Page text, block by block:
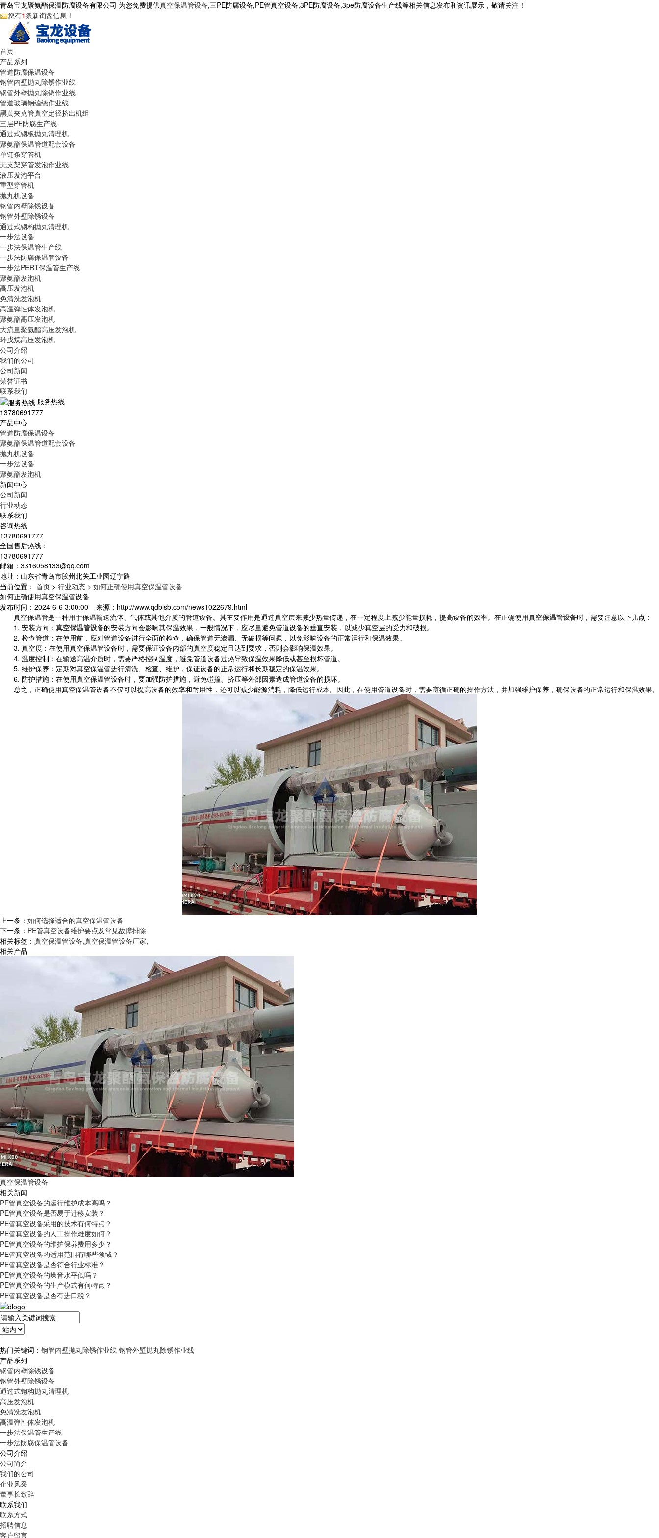
青岛宝龙聚氨酯保温防腐设备有限公司 为您免费提供真空保温管设备,三PE防腐设备,PE管真空设备,3PE防腐设备,3pe防腐设备生产线等相关信息发布和资讯展示，敬请关注！
您有1条新询盘信息！
首页
产品系列
管道防腐保温设备
钢管内壁抛丸除锈作业线
钢管外壁抛丸除锈作业线
管道玻璃钢缠绕作业线
黑黄夹克管真空定径挤出机组
三层PE防腐生产线
通过式钢板抛丸清理机
聚氨酯保温管道配套设备
单链条穿管机
无支架穿管发泡作业线
液压发泡平台
重型穿管机
抛丸机设备
钢管内壁除锈设备
钢管外壁除锈设备
通过式钢构抛丸清理机
一步法设备
一步法保温管生产线
一步法防腐保温管设备
一步法PERT保温管生产线
聚氨酯发泡机
高压发泡机
免清洗发泡机
高温弹性体发泡机
聚氨酯高压发泡机
大流量聚氨酯高压发泡机
环戊烷高压发泡机
公司介绍
我们的公司
公司新闻
荣誉证书
联系我们
服务热线
13780691777
产品中心
管道防腐保温设备
聚氨酯保温管道配套设备
抛丸机设备
一步法设备
聚氨酯发泡机
新闻中心
公司新闻
行业动态
联系我们
咨询热线
13780691777
全国售后热线：
13780691777
邮箱：3316058133@qq.com
地址：山东省青岛市胶州北关工业园辽宁路
当前位置： 首页 > 行业动态 > 如何正确使用真空保温管设备
如何正确使用真空保温管设备
发布时间：2024-6-6 3:00:00 来源：http://www.qdblsb.com/news1022679.html
真空保温管是一种用于保温输送流体、气体或其他介质的管道设备。其主要作用是通过真空层来减少热量传递，在一定程度上减少能量损耗，提高设备的效率。在正确使用真空保温管设备时，需要注意以下几点：
1. 安装方向： 真空保温管设备的安装方向会影响其保温效果，一般情况下，应尽量避免管道设备的垂直安装，以减少真空层的受力和破损。
2. 检查管道：在使用前，应对管道设备进行全面的检查，确保管道无渗漏、无破损等问题，以免影响设备的正常运行和保温效果。
3. 真空度：在使用真空保温管设备时，需要保证设备内部的真空度稳定且达到要求，否则会影响保温效果。
4. 温度控制：在输送高温介质时，需要严格控制温度，避免管道设备过热导致保温效果降低或甚至损坏管道。
5. 维护保养：定期对真空保温管进行清洗、检查、维护，保证设备的正常运行和长期稳定的保温效果。
6. 防护措施：在使用真空保温管设备时，要加强防护措施，避免碰撞、挤压等外部因素造成管道设备的损坏。
总之，正确使用真空保温管设备不仅可以提高设备的效率和耐用性，还可以减少能源消耗，降低运行成本。因此，在使用管道设备时，需要遵循正确的操作方法，并加强维护保养，确保设备的正常运行和保温效果。
上一条： 如何选择适合的真空保温管设备
下一条： PE管真空设备维护要点及常见故障排除
相关标签： 真空保温管设备,真空保温管设备厂家,
相关产品
真空保温管设备
相关新闻
PE管真空设备的运行维护成本高吗？
PE管真空设备是否易于迁移安装？
PE管真空设备采用的技术有何特点？
PE管真空设备的人工操作难度如何？
PE管真空设备的维护保养费用多少？
PE管真空设备的适用范围有哪些领域？
PE管真空设备是否符合行业标准？
PE管真空设备的噪音水平低吗？
PE管真空设备的生产模式有何特点？
PE管真空设备是否有进口税？
热门关键词： 钢管内壁抛丸除锈作业线 钢管外壁抛丸除锈作业线
产品系列
钢管内壁除锈设备
钢管外壁除锈设备
通过式钢构抛丸清理机
高压发泡机
免清洗发泡机
高温弹性体发泡机
一步法保温管生产线
一步法防腐保温管设备
公司介绍
公司简介
我们的公司
企业风采
董事长致辞
联系我们
联系方式
招聘信息
客户留言